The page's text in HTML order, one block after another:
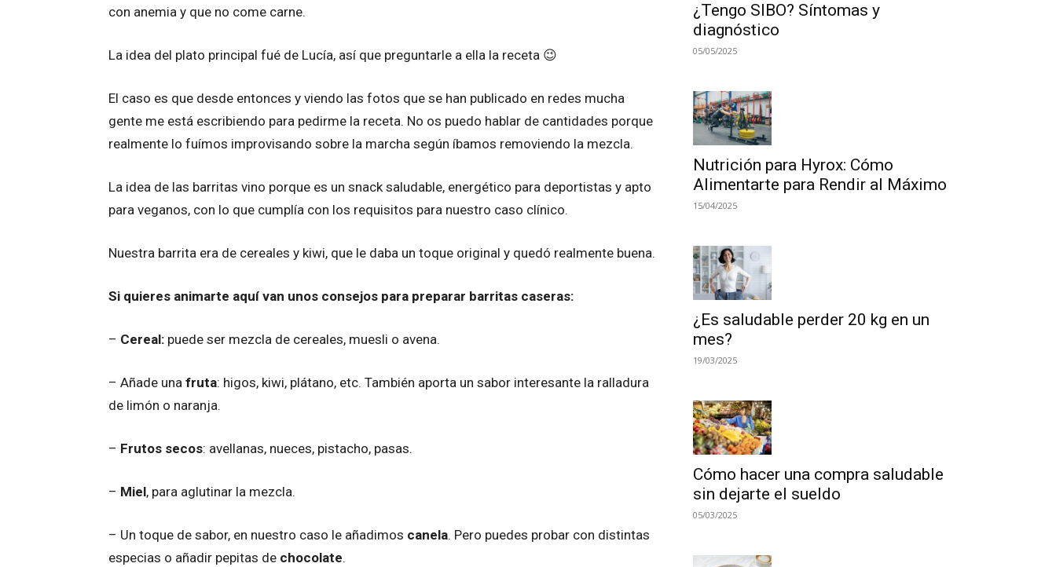
con anemia y que no come carne.
La idea del plato principal fué de Lucía, así que preguntarle a ella la receta 😉
El caso es que desde entonces y viendo las fotos que se han publicado en redes mucha
gente me está escribiendo para pedirme la receta. No os puedo hablar de cantidades porque
realmente lo fuímos improvisando sobre la marcha según íbamos removiendo la mezcla.
La idea de las barritas vino porque es un snack saludable, energético para deportistas y apto
para veganos, con lo que cumplía con los requisitos para nuestro caso clínico.
Nuestra barrita era de cereales y kiwi, que le daba un toque original y quedó realmente buena.
Si quieres animarte aquí van unos consejos para preparar barritas caseras:
– Cereal: puede ser mezcla de cereales, muesli o avena.
– Añade una fruta: higos, kiwi, plátano, etc. También aporta un sabor interesante la ralladura
de limón o naranja.
– Frutos secos: avellanas, nueces, pistacho, pasas.
– Miel, para aglutinar la mezcla.
– Un toque de sabor, en nuestro caso le añadimos canela. Pero puedes probar con distintas
especias o añadir pepitas de chocolate.
¿Tengo SIBO? Síntomas y
diagnóstico
05/05/2025
Nutrición para Hyrox: Cómo
Alimentarte para Rendir al Máximo
15/04/2025
¿Es saludable perder 20 kg en un
mes?
19/03/2025
Cómo hacer una compra saludable
sin dejarte el sueldo
05/03/2025